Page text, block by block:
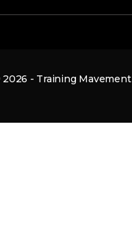
- Training Mavement